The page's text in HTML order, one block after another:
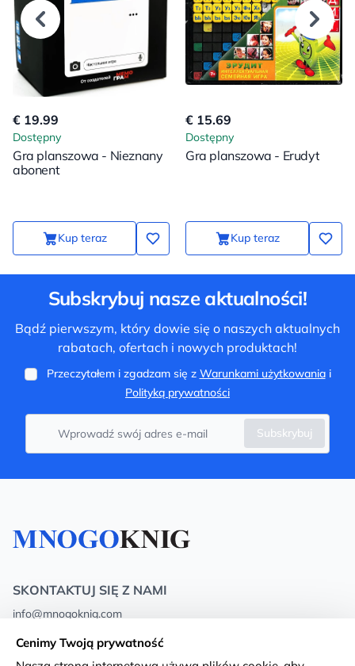
€ 19.99
Dostępny
Gra planszowa - Nieznany
abonent
Kup teraz
€ 15.69
Dostępny
Gra planszowa - Erudyt
Kup teraz
Subskrybuj nasze aktualności!
Bądź pierwszym, który dowie się o naszych aktualnych
rabatach, ofertach i nowych produktach!
Przeczytałem i zgadzam się z Warunkami użytkowaniai
Polityką prywatności
Subskrybuj
SKONTAKTUJ SIĘ Z NAMI
info@mnogoknig.com
Rīga, Augusta Deglava 69d, LV-1082
Cenimy Twoją prywatność